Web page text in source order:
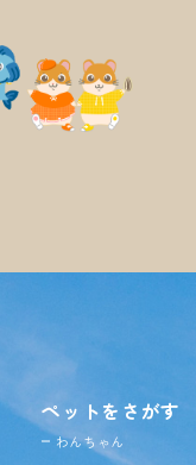
ペットをさがす
わんちゃん